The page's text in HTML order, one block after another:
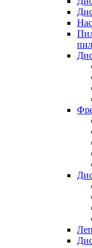
пил